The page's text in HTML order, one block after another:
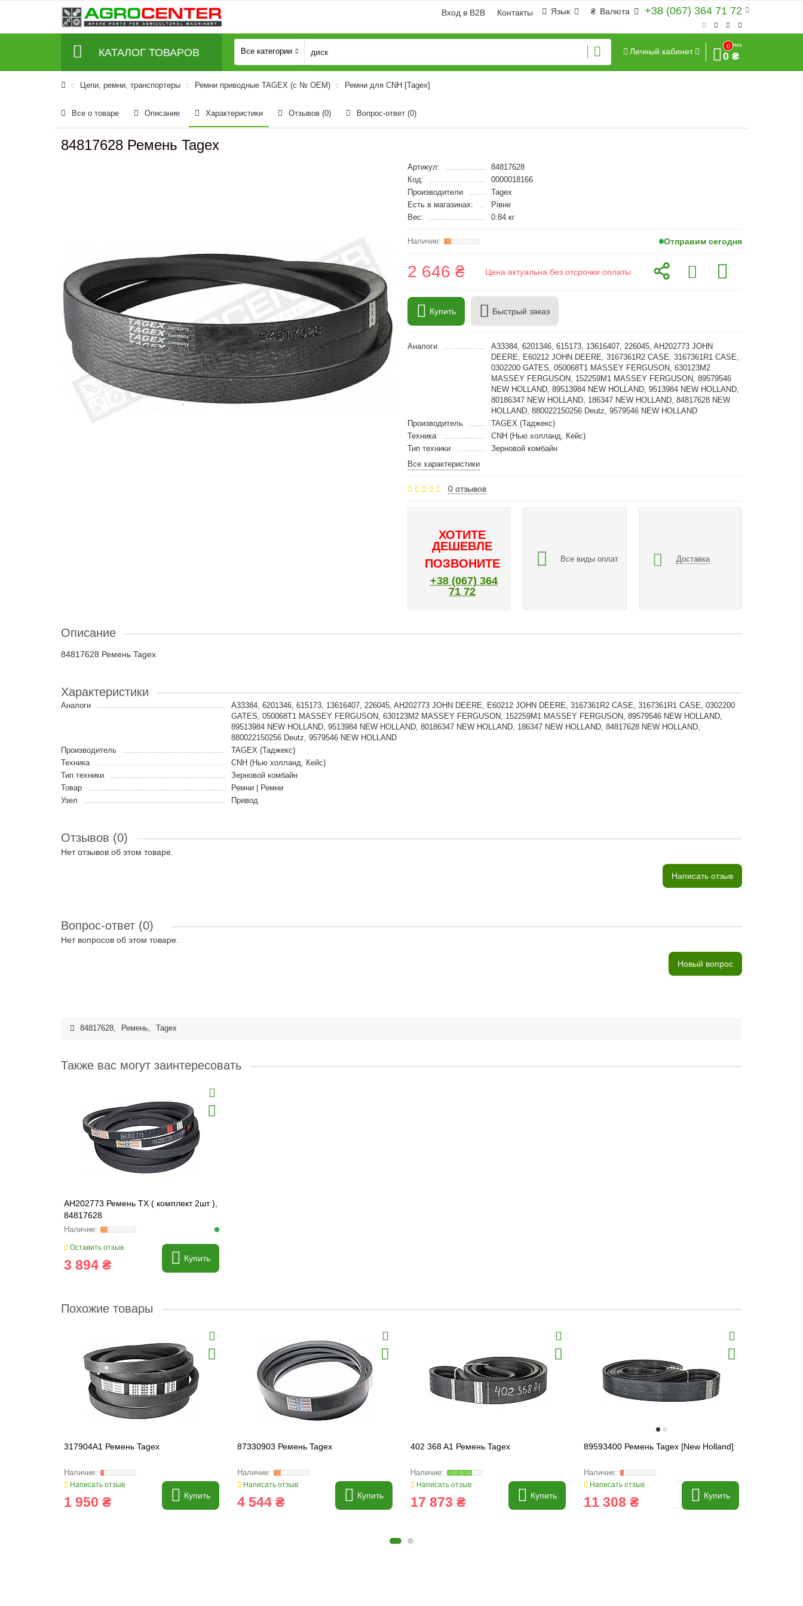
+38 (067) 364 71 72
₴ Валюта
Язык
Вход в B2B Контакты
КАТАЛОГ ТОВАРОВ Все категории Личный кабинет
0
Сумма
0 ₴
Цепи, ремни, транспортеры Ремни приводные TAGEX (с № OEM) Ремни для CNH [Tagex]
Все о товаре Описание Характеристики Отзывов (0) Вопрос-ответ (0)
84817628 Ремень Tagex
Артикул:
84817628
Код:
0000018166
Производители
Tagex
Есть в магазинах:
Рівне
Вес:
0.84 кг
Отправим сегодня
2 646 ₴ Цена актуальна без отсрочки оплаты
Купить Быстрый заказ
Аналоги
A33384, 6201346, 615173, 13616407, 226045, AH202773 JOHN
DEERE, E60212 JOHN DEERE, 3167361R2 CASE, 3167361R1 CASE,
0302200 GATES, 050068T1 MASSEY FERGUSON, 630123M2
MASSEY FERGUSON, 152259M1 MASSEY FERGUSON, 89579546
NEW HOLLAND, 89513984 NEW HOLLAND, 9513984 NEW HOLLAND,
80186347 NEW HOLLAND, 186347 NEW HOLLAND, 84817628 NEW
HOLLAND, 880022150256 Deutz, 9579546 NEW HOLLAND
Производитель
TAGEX (Таджекс)
Техника
CNH (Нью холланд, Кейс)
Тип техники
Зерновой комбайн
Все характеристики
0 отзывов
ХОТИТЕ
ДЕШЕВЛЕ
ПОЗВОНИТЕ
+38 (067) 364
71 72
Все виды оплат Доставка
Описание
84817628 Ремень Tagex
Характеристики
Аналоги
A33384, 6201346, 615173, 13616407, 226045, AH202773 JOHN DEERE, E60212 JOHN DEERE, 3167361R2 CASE, 3167361R1 CASE, 0302200
GATES, 050068T1 MASSEY FERGUSON, 630123M2 MASSEY FERGUSON, 152259M1 MASSEY FERGUSON, 89579546 NEW HOLLAND,
89513984 NEW HOLLAND, 9513984 NEW HOLLAND, 80186347 NEW HOLLAND, 186347 NEW HOLLAND, 84817628 NEW HOLLAND,
880022150256 Deutz, 9579546 NEW HOLLAND
Производитель
TAGEX (Таджекс)
Техника
CNH (Нью холланд, Кейс)
Тип техники
Зерновой комбайн
Товар
Ремни | Ремни
Узел
Привод
Отзывов (0)
Нет отзывов об этом товаре.
Написать отзыв
Вопрос-ответ (0)
Нет вопросов об этом товаре.
Новый вопрос
84817628, Ремень, Tagex
Также вас могут заинтересовать
AH202773 Ремень TX ( комплект 2шт ),
84817628
Оставить отзыв
3 894 ₴ Купить
Похожие товары
317904A1 Ремень Tagex
Написать отзыв
1 950 ₴ Купить
87330903 Ремень Tagex
Написать отзыв
4 544 ₴ Купить
402 368 A1 Ремень Tagex
Написать отзыв
17 873 ₴ Купить
89593400 Ремень Tagex [New Holland]
Написать отзыв
11 308 ₴ Купить